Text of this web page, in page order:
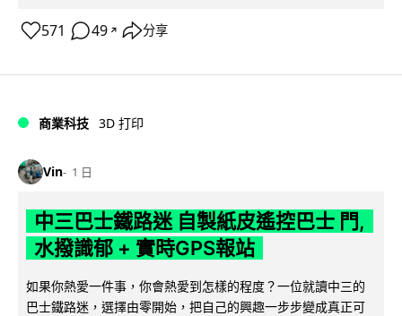
571 49 ↗ 分享
商業科技 3D 打印
Vin 1 日
中三巴士鐵路迷 自製紙皮遙控巴士 門,
水撥識郁 + 實時GPS報站
如果你熱愛一件事，你會熱愛到怎樣的程度？一位就讀中三的
巴士鐵路迷，選擇由零開始，把自己的興趣一步步變成真正可